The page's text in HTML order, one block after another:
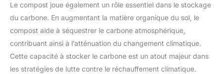
Le compost joue également un rôle essentiel dans le stockage
du carbone. En augmentant la matière organique du sol, le
compost aide à séquestrer le carbone atmosphérique,
contribuant ainsi à l’atténuation du changement climatique.
Cette capacité à stocker le carbone est un atout majeur dans
les stratégies de lutte contre le réchauffement climatique.